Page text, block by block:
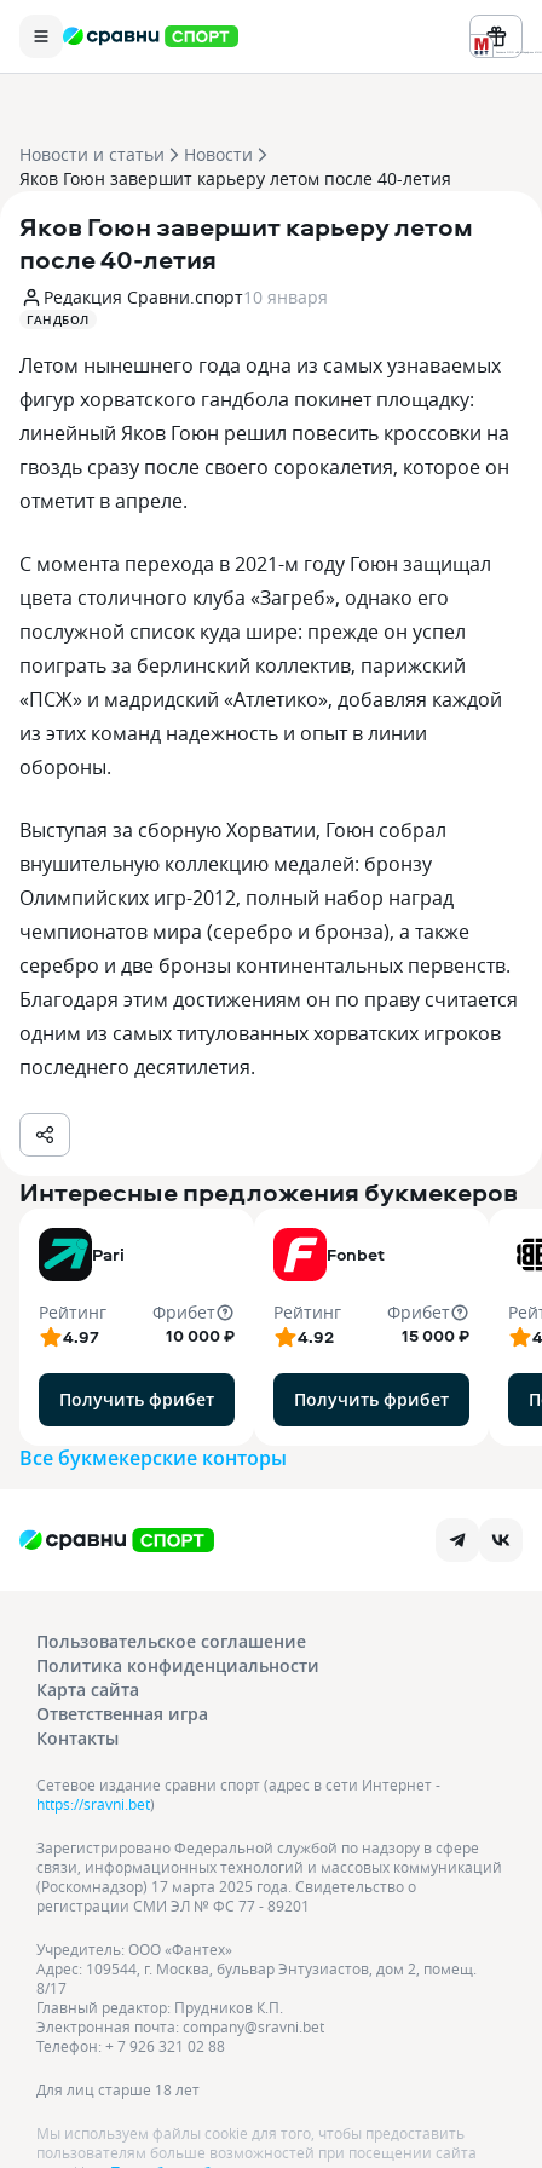
Реклама ООО «БК «Марафон» ИНН
Новости и статьи
Новости
Яков Гоюн завершит карьеру летом после 40-летия
Яков Гоюн завершит карьеру летом
после 40-летия
Редакция Сравни.спорт10 января
ГАНДБОЛ
Летом нынешнего года одна из самых узнаваемых
фигур хорватского гандбола покинет площадку:
линейный Яков Гоюн решил повесить кроссовки на
гвоздь сразу после своего сорокалетия, которое он
отметит в апреле.
С момента перехода в 2021-м году Гоюн защищал
цвета столичного клуба «Загреб», однако его
послужной список куда шире: прежде он успел
поиграть за берлинский коллектив, парижский
«ПСЖ» и мадридский «Атлетико», добавляя каждой
из этих команд надежность и опыт в линии
обороны.
Выступая за сборную Хорватии, Гоюн собрал
внушительную коллекцию медалей: бронзу
Олимпийских игр-2012, полный набор наград
чемпионатов мира (серебро и бронза), а также
серебро и две бронзы континентальных первенств.
Благодаря этим достижениям он по праву считается
одним из самых титулованных хорватских игроков
последнего десятилетия.
Интересные предложения букмекеров
Pari
Рейтинг
4.97
Фрибет
10 000 ₽
Получить фрибет
Fonbet
Рейтинг
4.92
Фрибет
15 000 ₽
Получить фрибет
Все букмекерские конторы
Пользовательское соглашение
Политика конфиденциальности
Карта сайта
Ответственная игра
Контакты
Сетевое издание сравни спорт (адрес в сети Интернет -
https://sravni.bet)
Зарегистрировано Федеральной службой по надзору в сфере
связи, информационных технологий и массовых коммуникаций
(Роскомнадзор) 17 марта 2025 года. Свидетельство о
регистрации СМИ ЭЛ № ФС 77 - 89201
Учредитель: ООО «Фантех»
Адрес: 109544, г. Москва, бульвар Энтузиастов, дом 2, помещ.
8/17
Главный редактор: Прудников К.П.
Электронная почта: company@sravni.bet
Телефон: + 7 926 321 02 88
Для лиц старше 18 лет
Мы используем файлы cookie для того, чтобы предоставить
пользователям больше возможностей при посещении сайта